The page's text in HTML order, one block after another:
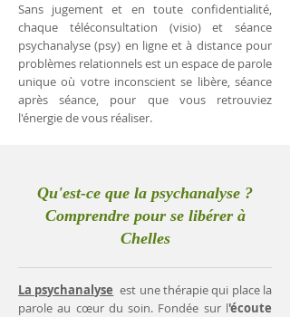
Sans jugement et en toute confidentialité,
chaque téléconsultation (visio) et séance
psychanalyse (psy) en ligne et à distance pour
problèmes relationnels est un espace de parole
unique où votre inconscient se libère, séance
après séance, pour que vous retrouviez
l'énergie de vous réaliser.
Qu'est-ce que la psychanalyse ?
Comprendre pour se libérer à
Chelles
La psychanalyse est une thérapie qui place la
parole au cœur du soin. Fondée sur l'écoute